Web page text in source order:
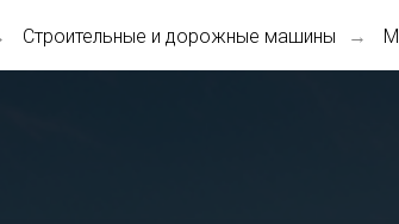
Строительные и дорожные машины →